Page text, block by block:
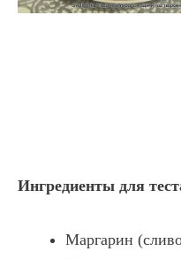
Ингредиенты для
Маргарин